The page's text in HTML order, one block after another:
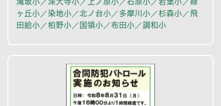
ヶ丘小／染地小／北ノ台小／多摩川小／杉森小／飛
田給小／柏野小／国領小／布田小／調和小